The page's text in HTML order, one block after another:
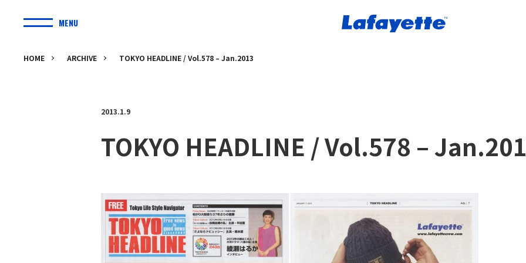
MENU
HOME ARCHIVE TOKYO HEADLINE / Vol.578 – Jan.2013
2013.1.9
TOKYO HEADLINE / Vol.578 –